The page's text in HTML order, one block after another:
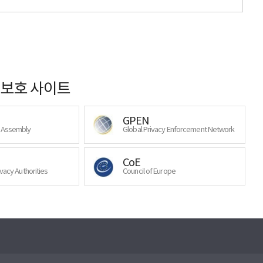
호 사이트
GPEN
Global Privacy Enforcement Network
Authorities
CoE
Council of Europe